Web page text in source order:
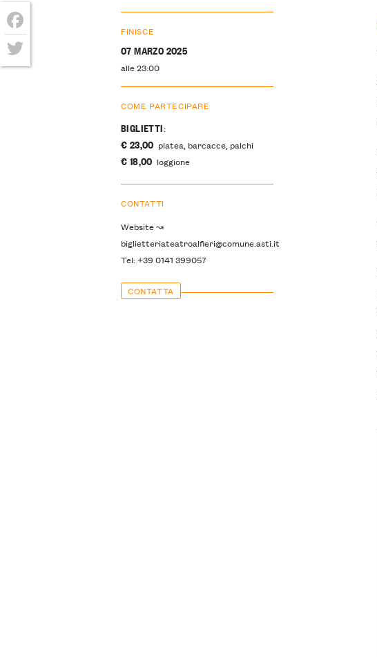
FINISCE
07 MARZO 2025
alle 23:00
COME PARTECIPARE
BIGLIETTI:
€ 23,00 platea, barcacce, palchi
€ 18,00 loggione
CONTATTI
Website ↝
biglietteriateatroalfieri@comune.asti.it
Tel: +39 0141 399057
CONTATTA
Facebook
Twitter